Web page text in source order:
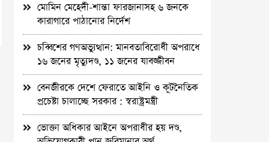
মোমিন মেহেদী-শান্তা ফারজানাসহ ৬ জনকে
কারাগারে পাঠানোর নির্দেশ
চব্বিশের গণঅভ্যুত্থান: মানবতাবিরোধী অপরাধে
১৬ জনের মৃত্যুদণ্ড, ১১ জনের যাবজ্জীবন
বেনজীরকে দেশে ফেরাতে আইনি ও কূটনৈতিক
প্রচেষ্টা চালাচ্ছে সরকার : স্বরাষ্ট্রমন্ত্রী
ভোক্তা অধিকার আইনে অপরাধীর হয় দণ্ড,